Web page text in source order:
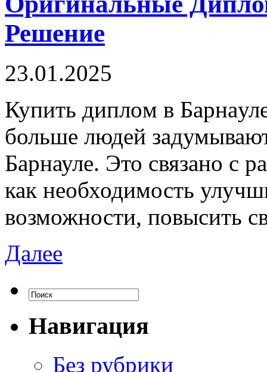
Решение
23.01.2025
Купить диплoм в
больше людей
Барнауле. Это связано с
как необходимость
возможности, повысить
Далее
Навигация
Без рубрики